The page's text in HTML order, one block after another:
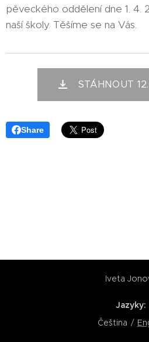
pěveckého oddělení dne 1. 4.
naší školy. Těšíme se na Vás.
STÁHNOUT
Share
Iveta
Jazyky
Čeština